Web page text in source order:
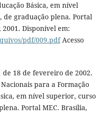
Básica, em nível
graduação plena. Portal
2001. Disponível em:
pdf/009.pdfAcesso
de 18 de fevereiro de 2002.
para a Formação
em nível superior, curso
Portal MEC. Brasília,